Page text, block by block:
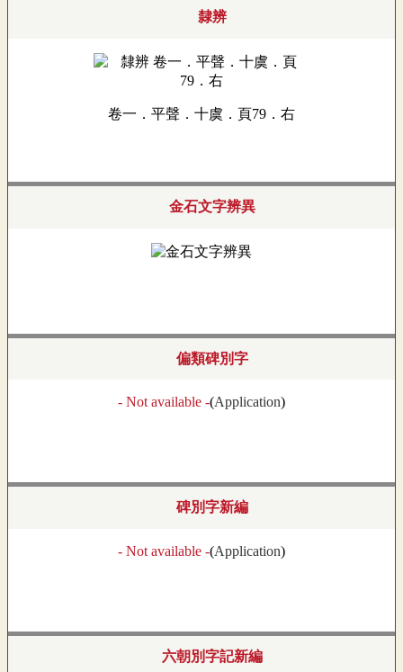
隸辨
卷一．平聲．十虞．頁79．右
金石文字辨異
偏類碑別字
- Not available -(Application)
碑別字新編
- Not available -(Application)
六朝別字記新編